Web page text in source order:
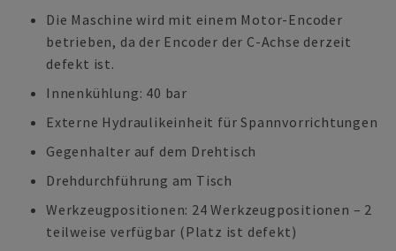
Die Maschine wird mit einem Motor-Encoder
betrieben, da der Encoder der C-Achse derzeit
defekt ist.
Innenkühlung: 40 bar
Externe Hydraulikeinheit für Spannvorrichtungen
Gegenhalter auf dem Drehtisch
Drehdurchführung am Tisch
Werkzeugpositionen: 24 Werkzeugpositionen – 2
teilweise verfügbar (Platz ist defekt)